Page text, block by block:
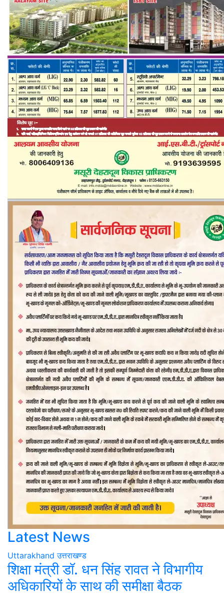
Latest News
Uttarakhand उत्तराखण्ड
शिक्षा मंत्री डॉ. धन सिंह रावत ने विभागीय
अधिकारियों के साथ की समीक्षा बैठक